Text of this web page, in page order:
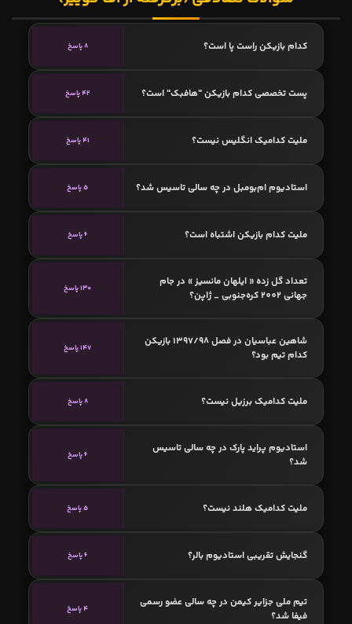
کدام بازیکن راست پا است؟ 8 پاسخ
پست تخصصی کدام بازیکن "هافبک" است؟ 42 پاسخ
ملیت کدامیک انگلیس نیست؟ 41 پاسخ
استادیوم ام‌بومبل در چه سالی تاسیس شد؟ 5 پاسخ
ملیت کدام بازیکن اشتباه است؟ 6 پاسخ
تعداد گل زده « ایلهان مانسیز » در جام
جهانی 2002 کره‌جنوبی _ ژاپن؟
130 پاسخ
شاهین عباسیان در فصل 1397/98 بازیکن
کدام تیم بود؟
147 پاسخ
ملیت کدامیک برزیل نیست؟ 8 پاسخ
استادیوم پراید پارک در چه سالی تاسیس
شد؟
6 پاسخ
ملیت کدامیک هلند نیست؟ 5 پاسخ
گنجایش تقریبی استادیوم بالر؟ 6 پاسخ
تیم ملی جزایر کیمن در چه سالی عضو رسمی
فیفا شد؟
4 پاسخ